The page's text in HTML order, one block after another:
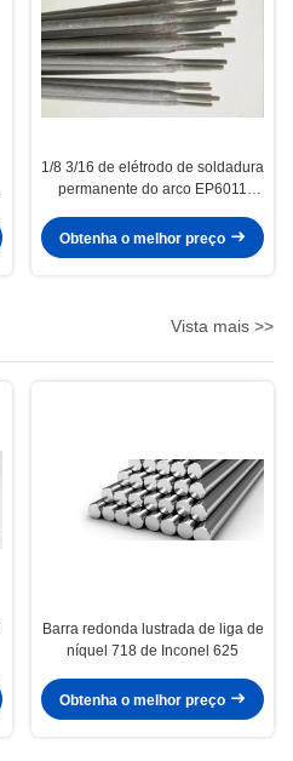
1/8 3/16 de elétrodo de soldadura
permanente do arco EP6011
Obtenha o melhor preço
Vista mais >>
Barra redonda lustrada de liga de
níquel 718 de Inconel 625
Obtenha o melhor preço